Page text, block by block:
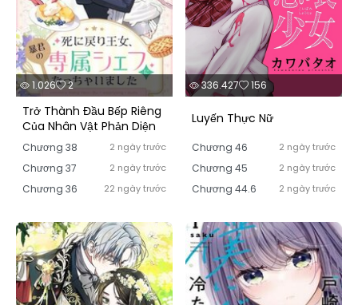
1.026 2
Trở Thành Đầu Bếp Riêng
Của Nhân Vật Phản Diện
Chương 38 2 ngày trước
Chương 37 2 ngày trước
Chương 36 22 ngày trước
336.427 156
Luyến Thực Nữ
Chương 46 2 ngày trước
Chương 45 2 ngày trước
Chương 44.6 2 ngày trước